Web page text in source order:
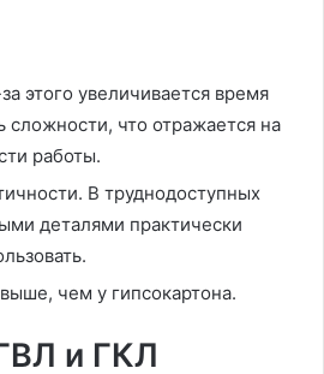
этого увеличивается время
сложности, что отражается на
работы.
В труднодоступных
деталями практически
чем у гипсокартона.
и ГКЛ